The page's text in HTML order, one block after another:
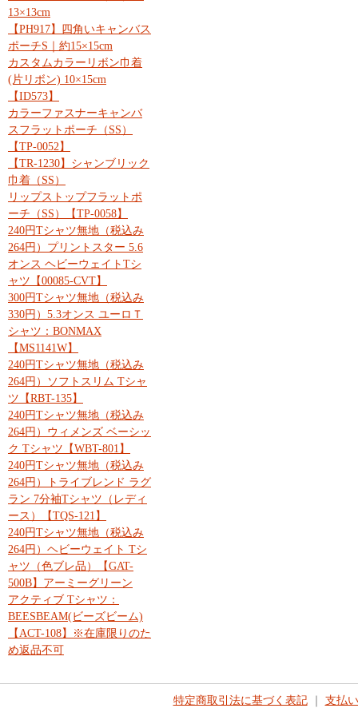
13×13cm
【PH917】四角いキャンバス
ポーチS｜約15×15cm
カスタムカラーリボン巾着
(片リボン) 10×15cm
【ID573】
カラーファスナーキャンバ
スフラットポーチ（SS）
【TP-0052】
【TR-1230】シャンブリック
巾着（SS）
リップストップフラットポ
ーチ（SS）【TP-0058】
240円Tシャツ無地（税込み
264円）プリントスター 5.6
オンス ヘビーウェイトTシ
ャツ【00085-CVT】
300円Tシャツ無地（税込み
330円）5.3オンス ユーロＴ
シャツ：BONMAX
【MS1141W】
240円Tシャツ無地（税込み
264円）ソフトスリム Tシャ
ツ【RBT-135】
240円Tシャツ無地（税込み
264円）ウィメンズ ベーシッ
ク Tシャツ【WBT-801】
240円Tシャツ無地（税込み
264円）トライブレンド ラグ
ラン 7分袖Tシャツ（レディ
ース）【TQS-121】
240円Tシャツ無地（税込み
264円）ヘビーウェイト Tシ
ャツ（色ブレ品）【GAT-
500B】アーミーグリーン
アクティブ Tシャツ：
BEESBEAM(ビーズビーム)
【ACT-108】※在庫限りのた
め返品不可
特定商取引法に基づく表記｜ 支払